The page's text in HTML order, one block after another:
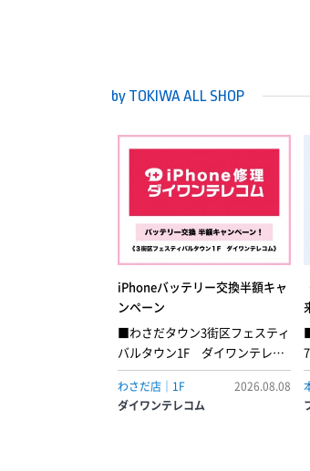
by TOKIWA ALL SHOP
iPhoneバッテリー交換半額キャ
ンペーン
■わさだタウン3街区フェスティ
バルタウン1F ダイワンテレコ
ム■8月8日(土) ▶︎ 8月16日(日)期
間限定で、iPhoneのバッテリー
交換がなんと…半額！スマホの
わさだ店｜1F
2026.08.08
ダイワンテレコム